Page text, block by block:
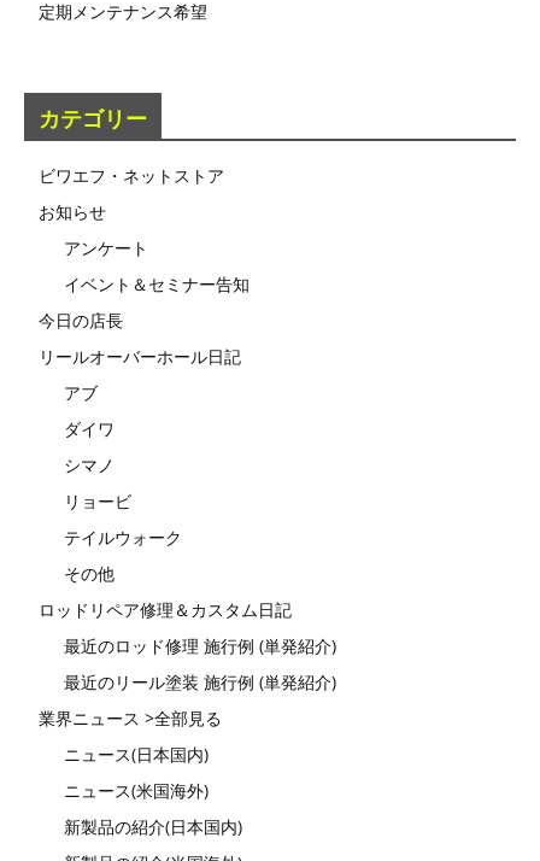
定期メンテナンス希望
カテゴリー
ビワエフ・ネットストア
お知らせ
アンケート
イベント＆セミナー告知
今日の店長
リールオーバーホール日記
アブ
ダイワ
シマノ
リョービ
テイルウォーク
その他
ロッドリペア修理＆カスタム日記
最近のロッド修理 施行例 (単発紹介)
最近のリール塗装 施行例 (単発紹介)
業界ニュース >全部見る
ニュース(日本国内)
ニュース(米国海外)
新製品の紹介(日本国内)